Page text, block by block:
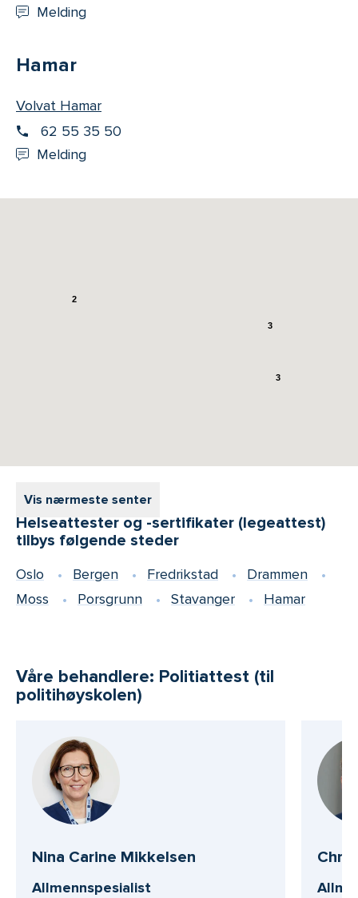
Melding
Hamar
Volvat Hamar
62 55 35 50
Melding
Vis nærmeste senter
3
2
3
Helseattester og -sertifikater (legeattest)
tilbys følgende steder
Oslo Bergen Fredrikstad
Drammen
Moss
Porsgrunn Stavanger Hamar
Våre behandlere: Politiattest (til
politihøyskolen)
Nina Carine Mikkelsen
Allmennspesialist